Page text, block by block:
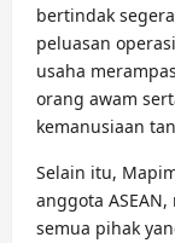
bertindak
peluasan
usaha
orang awam
kemanusiaan
Selain itu,
anggota
semua pihak